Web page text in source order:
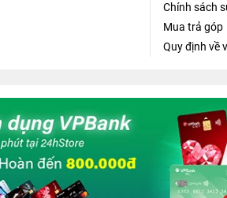
Chính sách
Mua trả góp
Quy định về